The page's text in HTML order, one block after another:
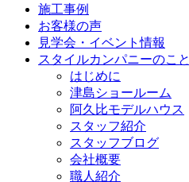
施工事例
お客様の声
見学会・イベント情報
スタイルカンパニーのこと
はじめに
津島ショールーム
阿久比モデルハウス
スタッフ紹介
スタッフブログ
会社概要
職人紹介